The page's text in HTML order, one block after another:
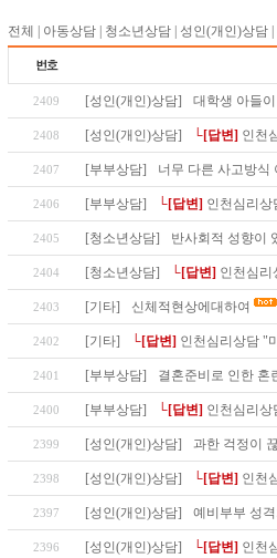
전체 아동상담 청소년상담 성인(개인)상담
2409 [성인(개인)상담] 대학생 아들
2408 [성인(개인)상담] └[답변] 인천
2407 [부부상담] 너무 다른 사고방식
2406 [부부상담] └[답변] 인천심리상
2405 [청소년상담] 반사회적 성향이
2404 [청소년상담] └[답변] 인천심리
2403 [기타] 신체적현상에대하여
2402 [기타] └[답변] 인천심리상담 "
2401 [부부상담] 결혼준비로 인한 혼
2400 [부부상담] └[답변] 인천심리
2399 [성인(개인)상담] 과한 걱정이
2398 [성인(개인)상담] └[답변] 인천
2397 [성인(개인)상담] 예비부부 성
2396 [성인(개인)상담] └[답변] 인천